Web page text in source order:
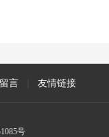
言 友情链接
号